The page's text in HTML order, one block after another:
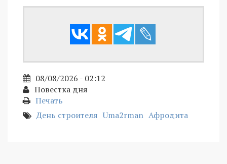
08/08/2026 - 02:12
Повестка дня
Печать
День строителя Uma2rman Афродита